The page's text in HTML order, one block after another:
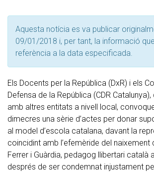
Aquesta notícia es va publicar
09/01/2018 i, per tant, la informació
referència a la data especificada.
Els Docents per la República (DxR) i els
Defensa de la República (CDR
amb altres entitats a nivell local,
dimecres una sèrie d’actes per donar
al model d’escola catalana, davant la
coincidint amb l’efemèride del naixement
Ferrer i Guàrdia, pedagog llibertari català
després de ser condemnat injustament